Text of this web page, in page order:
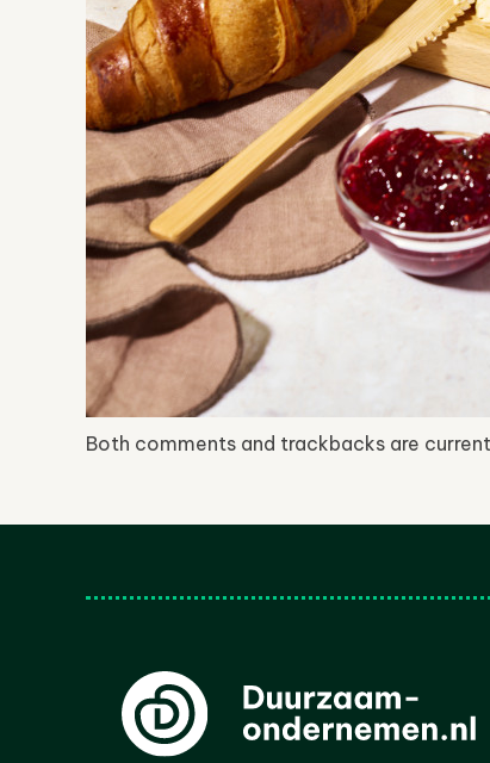
Both comments and trackbacks are